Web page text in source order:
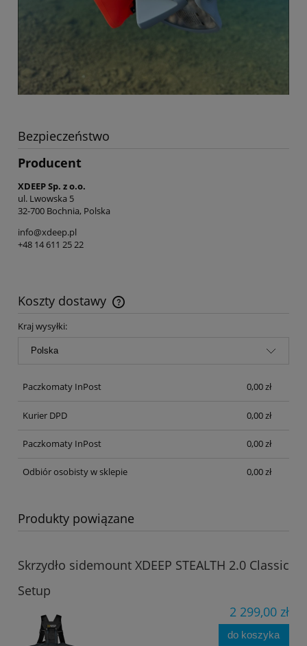
Bezpieczeństwo
Producent
XDEEP Sp. z o.o.
ul. Lwowska 5
32-700 Bochnia, Polska
info@xdeep.pl
+48 14 611 25 22
Koszty dostawy
Cena nie zawiera ewentualnych kosztów płatności
Kraj wysyłki:
Paczkomaty InPost 0,00 zł
Kurier DPD 0,00 zł
Paczkomaty InPost 0,00 zł
Odbiór osobisty w sklepie 0,00 zł
Produkty powiązane
Skrzydło sidemount XDEEP STEALTH 2.0 Classic
Setup
2 299,00 zł
do koszyka